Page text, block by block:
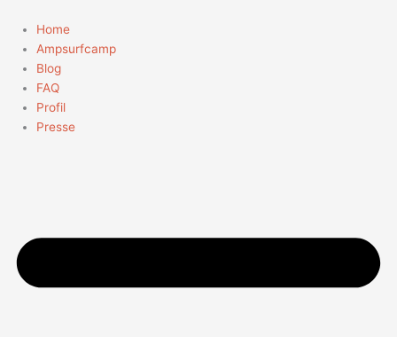
Inhalt
springen
Home
Ampsurfcamp
Blog
FAQ
Profil
Presse
nach: